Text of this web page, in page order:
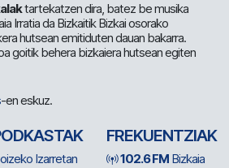
tartekatzen dira, batez be musika
Irratia da Bizkaitik Bizkai osorako
hutsean emitiduten dauan bakarra.
goitik behera bizkaiera hutsean egiten
-en eskuz.
Izarretan
FREKUENTZIAK
102.6 FM Bizkaia